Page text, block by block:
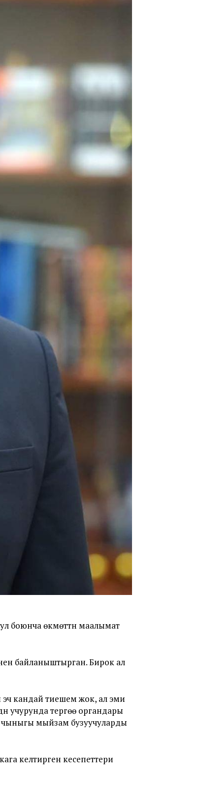
боюнча өкмөттүн маалымат
байланыштырган. Бирок ал
эч кандай тиешем жок, ал эми
учурунда тергөө органдары
мыйзам бузуучуларды
келтирген кесепеттери